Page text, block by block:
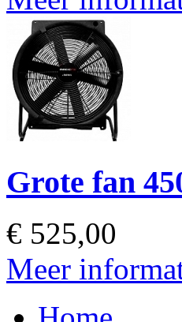
Grote fan
€ 525,00
Meer